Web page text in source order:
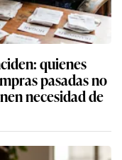
quienes
pasadas no
necesidad de